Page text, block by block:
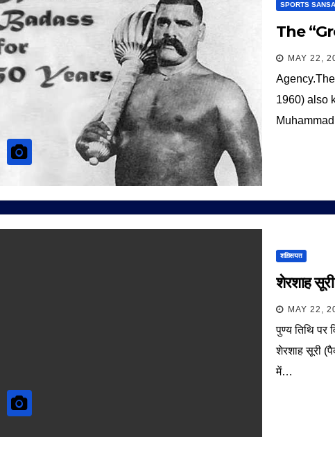
SPORTS
The
MAY 22,
1960) also
शख़्सियत
शेरशाह सूरी
MAY 22,
पुण्य तिथि
शेरशाह सूरी
में…